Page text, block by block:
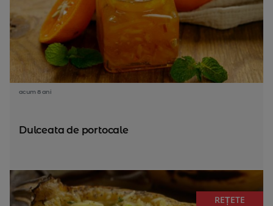
acum 8 ani
Dulceata de portocale
REȚETE